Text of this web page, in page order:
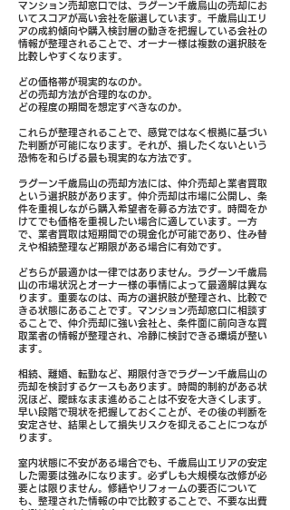
マンション売却窓口では、ラグーン千歳烏山の売却にお
いてスコアが高い会社を厳選しています。千歳烏山エリ
アの成約傾向や購入検討層の動きを把握している会社の
情報が整理されることで、オーナー様は複数の選択肢を
比較しやすくなります。
どの価格帯が現実的なのか。
どの売却方法が合理的なのか。
どの程度の期間を想定すべきなのか。
これらが整理されることで、感覚ではなく根拠に基づい
た判断が可能になります。それが、損したくないという
恐怖を和らげる最も現実的な方法です。
ラグーン千歳烏山の売却方法には、仲介売却と業者買取
という選択肢があります。仲介売却は市場に公開し、条
件を重視しながら購入希望者を募る方法です。時間をか
けてでも価格を重視したい場合に適しています。一方
で、業者買取は短期間での現金化が可能であり、住み替
えや相続整理など期限がある場合に有効です。
どちらが最適かは一律ではありません。ラグーン千歳烏
山の市場状況とオーナー様の事情によって最適解は異な
ります。重要なのは、両方の選択肢が整理され、比較で
きる状態にあることです。マンション売却窓口に相談す
ることで、仲介売却に強い会社と、条件面に前向きな買
取業者の情報が整理され、冷静に検討できる環境が整い
ます。
相続、離婚、転勤など、期限付きでラグーン千歳烏山の
売却を検討するケースもあります。時間的制約がある状
況ほど、曖昧なまま進めることは不安を大きくします。
早い段階で現状を把握しておくことが、その後の判断を
安定させ、結果として損失リスクを抑えることにつなが
ります。
室内状態に不安がある場合でも、千歳烏山エリアの安定
した需要は強みになります。必ずしも大規模な改修が必
要とは限りません。修繕やリフォームの要否について
も、整理された情報の中で比較することで、不要な出費